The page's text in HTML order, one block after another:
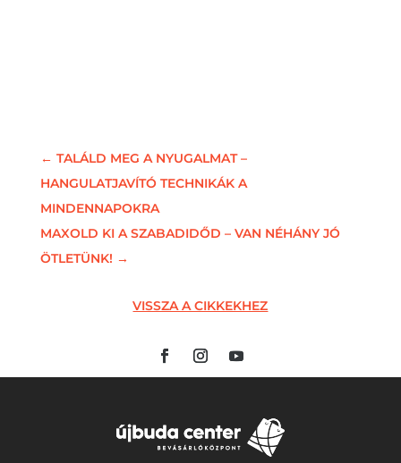
← TALÁLD MEG A NYUGALMAT –
HANGULATJAVÍTÓ TECHNIKÁK A
MINDENNAPOKRA
MAXOLD KI A SZABADIDŐD – VAN NÉHÁNY JÓ
ÖTLETÜNK! →
VISSZA A CIKKEKHEZ